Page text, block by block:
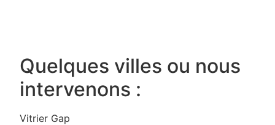
Quelques villes ou nous
intervenons :
Vitrier Gap